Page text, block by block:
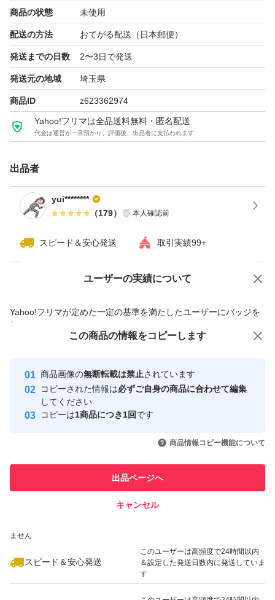
商品の状態 未使用
配送の方法 おてがる配送（日本郵便）
発送までの日数 2〜3日で発送
発送元の地域 埼玉県
商品ID z623362974
Yahoo!フリマは全品送料無料・匿名配送
代金は運営が一旦預かり、評価後、出品者に支払われます
出品者
yui********
（179） 本人確認前
スピード＆安心発送 取引実績99+
ユーザーの実績について
Yahoo!フリマが定めた一定の基準を満たしたユーザーにバッジを
付与しています
安心取引出品者
心・安全なユーザーです
取引実績
引を完了させた実績があります
での取引実績があります
ません
スピード＆安心発送
このユーザーは高頻度で24時間以内
＆設定した発送日数内に発送していま
す
価格の相談 商品への質問
この商品の情報をコピーします
商品画像の無断転載は禁止されています
コピーされた情報は必ずご自身の商品に合わせて編集
してください
コピーは1商品につき1回です
商品情報コピー機能について
出品ページへ
キャンセル
この商品をみている人にオススメ